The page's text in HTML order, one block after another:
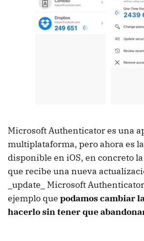
Microsoft Authenticator es una
multiplataforma, pero ahora es
disponible en iOS, en concreto
que recibe una nueva
_update_ Microsoft
ejemplo que podamos cambiar
hacerlo sin tener que